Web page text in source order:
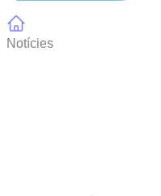
Notícies